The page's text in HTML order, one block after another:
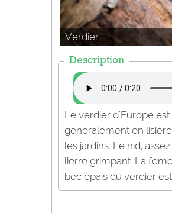
Verdier
Description
Le verdier d'Europe
généralement en
les jardins. Le nid,
lierre grimpant. La
bec épais du verdier